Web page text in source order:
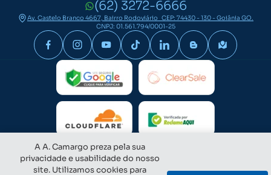
(62) 3272-6666
Av. Castelo Branco 4667, Bairro Rodoviário CEP: 74430 - 130 - Goiânia GO.
CNPJ: 01.561.794/0001-25
A A. Camargo preza pela sua
privacidade e usabilidade do nosso
site. Utilizamos cookies para